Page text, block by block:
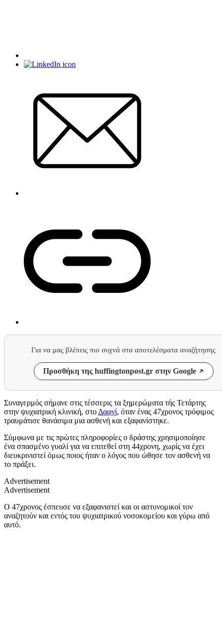
Για να μας βλέπεις πιο συχνά στα αποτελέσματα αναζήτησης
Προσθήκη της huffingtonpost.gr στην Google
Συναγερμός σήμανε στις τέσσερις τα ξημερώματα τής Τετάρτης
στην ψυχιατρική κλινική, στο Δαφνί, όταν ένας 47χρονος τρόφιμος
τραυμάτισε θανάσιμα μια ασθενή και εξαφανίστηκε.
Σύμφωνα με τις πρώτες πληροφορίες ο δράστης χρησιμοποίησε
ένα σπασμένο γυαλί για να επιτεθεί στη 44χρονη, χωρίς να έχει
διευκρινιστεί όμως ποιος ήταν ο λόγος που ώθησε τον ασθενή να
το πράξει.
Advertisement
Advertisement
Ο 47χρονος έσπευσε να εξαφανιστεί και οι αστυνομικοί τον
αναζητούν και εντός του ψυχιατρικού νοσοκομείου και γύρω από
αυτό.